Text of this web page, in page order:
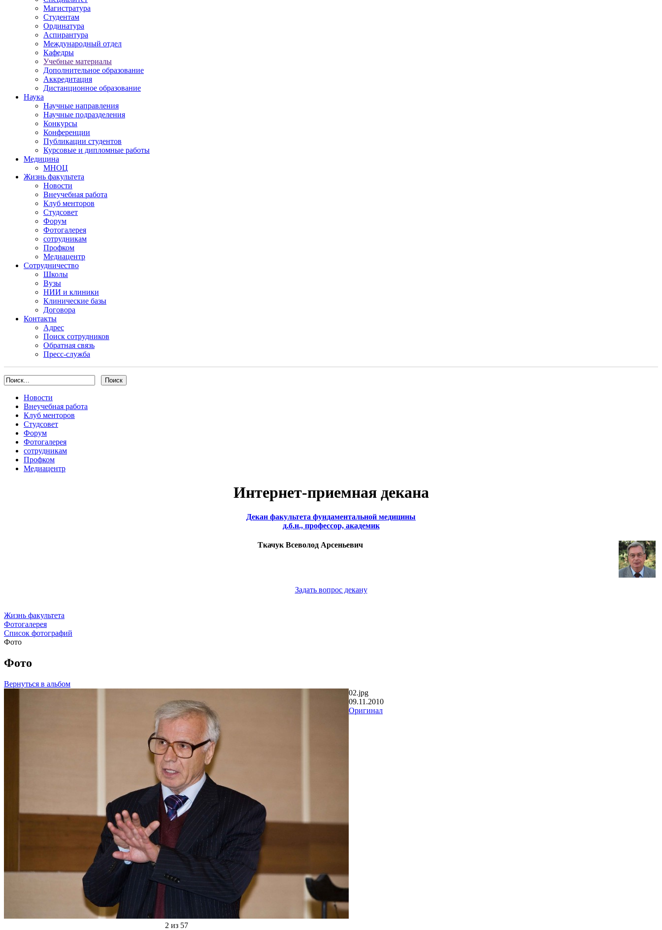
Магистратура
Студентам
Ординатура
Аспирантура
Международный отдел
Кафедры
Учебные материалы
Дополнительное образование
Аккредитация
Дистанционное образование
Наука
Научные направления
Научные подразделения
Конкурсы
Конференции
Публикации студентов
Курсовые и дипломные работы
Медицина
МНОЦ
Жизнь факультета
Новости
Внеучебная работа
Клуб менторов
Студсовет
Форум
Фотогалерея
сотрудникам
Профком
Медиацентр
Сотрудничество
Школы
Вузы
НИИ и клиники
Клинические базы
Договора
Контакты
Адрес
Поиск сотрудников
Обратная связь
Пресс-служба
Новости
Внеучебная работа
Клуб менторов
Студсовет
Форум
Фотогалерея
сотрудникам
Профком
Медиацентр
Интернет-приемная декана
Декан факультета фундаментальной медицины
д.б.н., профессор, академик
Ткачук Всеволод Арсеньевич
Задать вопрос декану
Жизнь факультета
Фотогалерея
Список фотографий
Фото
Фото
Вернуться в альбом
2 из 57
02.jpg
09.11.2010
Оригинал